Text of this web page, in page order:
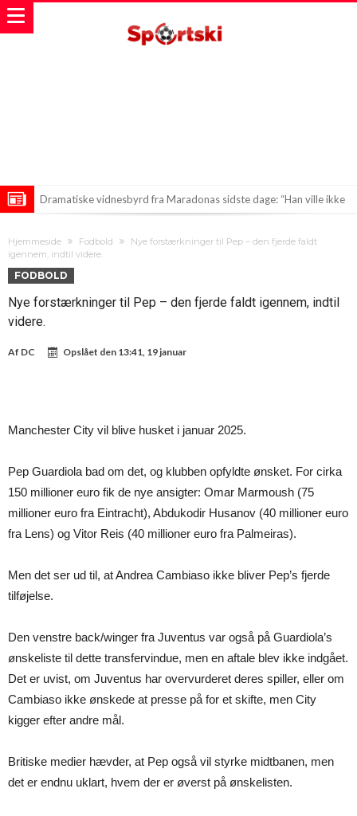
Dramatiske vidnesbyrd fra Maradonas sidste dage: “Han ville ikke
fodbold
VIDEO: Messi vender tilbage til startopstillingen for Inter Miami og
slår straks rekord
Hjemmeside Fodbold
Nye forstærkninger til Pep – den fjerde faldt
igennem, indtil videre.
FODBOLD
Nye forstærkninger til Pep – den fjerde faldt igennem, indtil
videre.
Af DC Opslået den 13:41, 19 januar
Manchester City vil blive husket i januar 2025.
Pep Guardiola bad om det, og klubben opfyldte ønsket. For cirka
150 millioner euro fik de nye ansigter: Omar Marmoush (75
millioner euro fra Eintracht), Abdukodir Husanov (40 millioner euro
fra Lens) og Vitor Reis (40 millioner euro fra Palmeiras).
Men det ser ud til, at Andrea Cambiaso ikke bliver Pep’s fjerde
tilføjelse.
Den venstre back/winger fra Juventus var også på Guardiola’s
ønskeliste til dette transfervindue, men en aftale blev ikke indgået.
Det er uvist, om Juventus har overvurderet deres spiller, eller om
Cambiaso ikke ønskede at presse på for et skifte, men City
kigger efter andre mål.
Britiske medier hævder, at Pep også vil styrke midtbanen, men
det er endnu uklart, hvem der er øverst på ønskelisten.